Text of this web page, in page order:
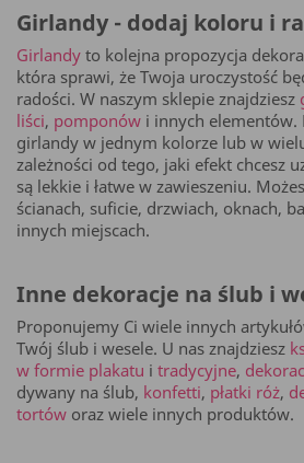
Girlandy - dodaj koloru i
Girlandy to kolejna propozycja
która sprawi, że Twoja uroczystość
radości. W naszym sklepie znajdziesz
liści, pomponów i innych elementów.
girlandy w jednym kolorze lub w
zależności od tego, jaki efekt chcesz
są lekkie i łatwe w zawieszeniu.
ścianach, suficie, drzwiach, oknach,
innych miejscach.
Inne dekoracje na ślub i
Proponujemy Ci wiele innych
Twój ślub i wesele. U nas znajdziesz
w formie plakatu i tradycyjne,
dywany na ślub, konfetti, płatki róż,
tortów oraz wiele innych produktów.